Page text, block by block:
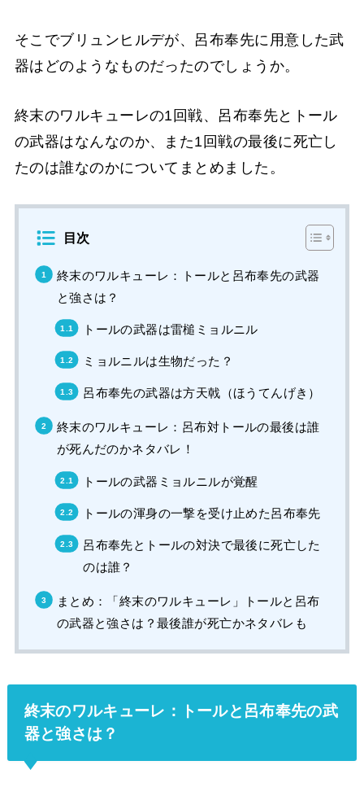
そこでブリュンヒルデが、呂布奉先に用意した武
器はどのようなものだったのでしょうか。
終末のワルキューレの1回戦、呂布奉先とトール
の武器はなんなのか、また1回戦の最後に死亡し
たのは誰なのかについてまとめました。
目次
終末のワルキューレ：トールと呂布奉先の武器
と強さは？
トールの武器は雷槌ミョルニル
ミョルニルは生物だった？
呂布奉先の武器は方天戟（ほうてんげき）
終末のワルキューレ：呂布対トールの最後は誰
が死んだのかネタバレ！
トールの武器ミョルニルが覚醒
トールの渾身の一撃を受け止めた呂布奉先
呂布奉先とトールの対決で最後に死亡した
のは誰？
まとめ：「終末のワルキューレ」トールと呂布
の武器と強さは？最後誰が死亡かネタバレも
終末のワルキューレ：トールと呂布奉先の武
器と強さは？